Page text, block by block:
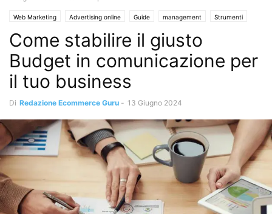
Web Marketing Advertising online Guide management Strumenti
Filiera Ecommerce
Come stabilire il giusto
Budget in comunicazione per
il tuo business
Di Redazione Ecommerce Guru - 13 Giugno 2024